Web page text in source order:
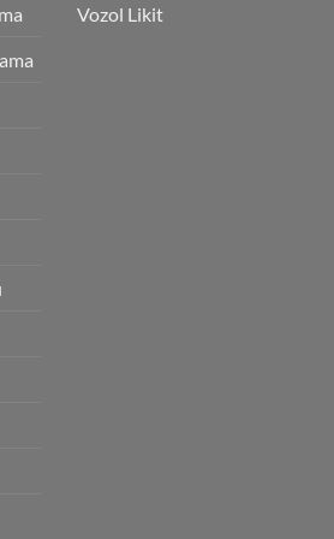
Vozol Likit